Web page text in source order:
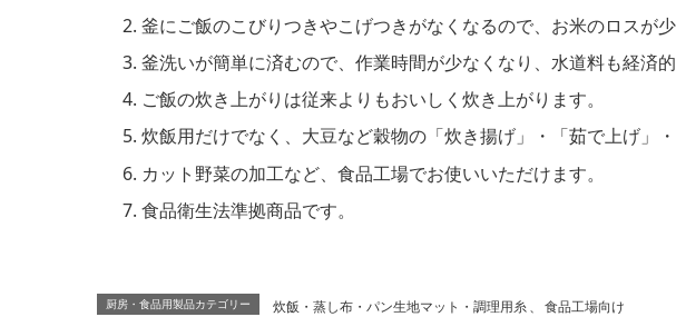
釜にご飯のこびりつきやこげつきがなくなるので、お米のロスが少
釜洗いが簡単に済むので、作業時間が少なくなり、水道料も経済的
ご飯の炊き上がりは従来よりもおいしく炊き上がります。
炊飯用だけでなく、大豆など穀物の「炊き揚げ」・「茹で上げ」
カット野菜の加工など、食品工場でお使いいただけます。
食品衛生法準拠商品です。
厨房・食品用製品カテゴリー 炊飯・蒸し布・パン生地マット・調理用糸、 食品工場向け